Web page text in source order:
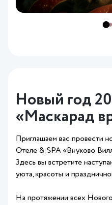
Новый год
«Маскарад
Приглашаем вас провести
Отеле & SPA «Внуково
Здесь вы встретите
уюта, красоты и
На протяжении всех